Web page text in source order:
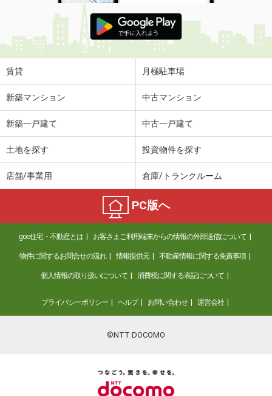
賃貸 月極駐車場
新築マンション 中古マンション
新築一戸建て 中古一戸建て
土地を探す 投資物件を探す
店舗/事業用 倉庫/トランクルーム
PC版へ
goo住宅・不動産とは お客さまご利用端末からの情報の外部送信について
物件に関するお問合せの流れ 情報提供元 不動産情報に関する免責事項
個人情報の取り扱いについて 消費税に関する表記について
プライバシーポリシー ヘルプ お問い合わせ 運営会社
©NTT DOCOMO